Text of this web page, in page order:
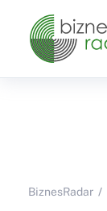
BiznesRadar